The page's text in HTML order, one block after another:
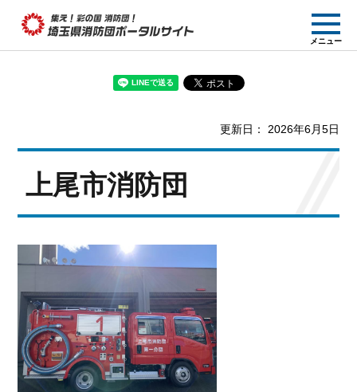
集え! 彩の国消防団!
埼玉県消防団ポー
タルサイト
メニュー
更新日： 2026年6月5日
上尾市消防団